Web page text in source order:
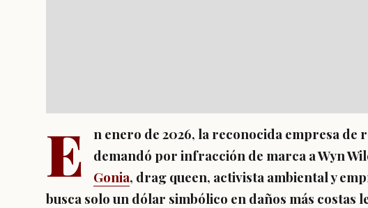
E
n enero de 2026, la reconocida empresa de
demandó por infracción de marca a Wyn
Gonia, drag queen, activista ambiental y
busca solo un dólar simbólico en daños más costas